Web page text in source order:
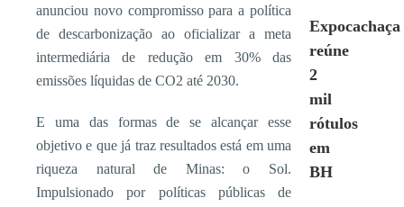
anunciou novo compromisso para a política
de descarbonização ao oficializar a meta
intermediária de redução em 30% das
emissões líquidas de CO2 até 2030.
E uma das formas de se alcançar esse
objetivo e que já traz resultados está em uma
riqueza natural de Minas: o Sol.
Impulsionado por políticas públicas de
Expocachaça
reúne
2
mil
rótulos
em
BH